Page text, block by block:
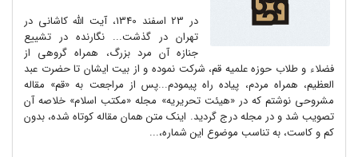
در 23 اسفند 1340، آیت الله کاشانی در
تهران در گذشت... نگارنده در تشییع
جنازه آن مرد بزرگ، همراه گروهی از
فضلاء و طلاب حوزه علمیه قم، شرکت نموده و از بیت ایشان تا حضرت عبد
العظیم، همراه مردم، پیاده راه پیمودم...پس از مراجعت به «قم» مقاله
مشروحی نوشتم که در «هیئت تحریریه» مجله «مکتب اسلام» خلاصه آن
تصویب شد و در مجله درج گردید. اینک متن همان مقاله کوتاه شده، بدون
کم و کاست، به تناسب موضوع این شماره،...